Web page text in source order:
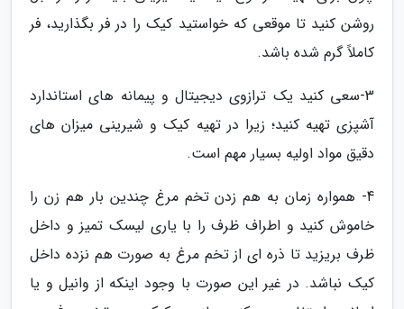
روشن کنید تا موقعی که خواستید کیک را در فر بگذارید، فر
کاملاً گرم شده باشد.
3-سعی کنید یک ترازوی دیجیتال و پیمانه های استاندارد
آشپزی تهیه کنید؛ زیرا در تهیه کیک و شیرینی میزان های
دقیق مواد اولیه بسیار مهم است.
4- همواره زمان به هم زدن تخم مرغ چندین بار هم زن را
خاموش کنید و اطراف ظرف را با یاری لیسک تمیز و داخل
ظرف بریزید تا ذره ای از تخم مرغ به صورت هم نزده داخل
کیک نباشد. در غیر این صورت با وجود اینکه از وانیل و یا